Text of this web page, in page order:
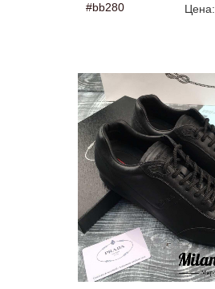
#bb280
Цена: